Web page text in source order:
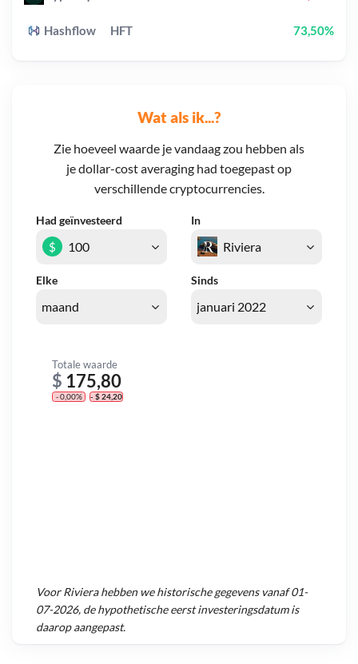
Wat als ik...?
Zie hoeveel waarde je vandaag zou hebben als
je dollar-cost averaging had toegepast op
verschillende cryptocurrencies.
Had geïnvesteerd In
Elke Sinds
$
Totale waarde
$ 175,80
- 0,00% - $ 24,20
VoorRivierahebben we historische gegevens vanaf01-
07-2026, de hypothetische eerst investeringsdatum is
daarop aangepast.
Hashflow HFT 73,50%